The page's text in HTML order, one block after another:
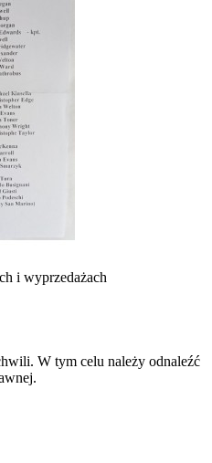
i wyprzedażach
W tym celu należy odnaleźć